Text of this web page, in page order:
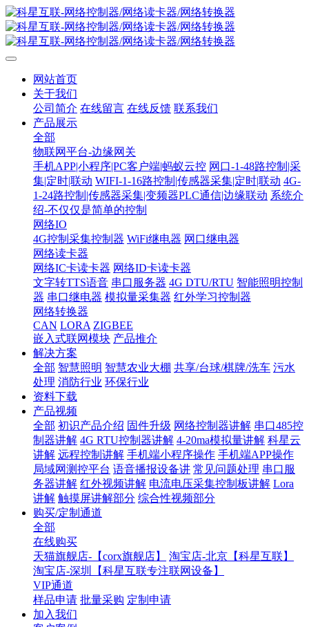
网站首页
关于我们
公司简介 在线留言 在线反馈 联系我们
产品展示
全部
物联网平台-边缘网关
手机APP|小程序|PC客户端|蚂蚁云控 网口-1-48路控制|采
集|定时|联动 WIFI-1-16路控制|传感器采集|定时|联动 4G-
1-24路控制|传感器采集|变频器PLC通信|边缘联动 系统介
绍-不仅仅是简单的控制
网络IO
4G控制采集控制器 WiFi继电器 网口继电器
网络读卡器
网络IC卡读卡器 网络ID卡读卡器
文字转TTS语音 串口服务器 4G DTU/RTU 智能照明控制
器 串口继电器 模拟量采集器 红外学习控制器
网络转换器
CAN LORA ZIGBEE
嵌入式联网模块 产品推介
解决方案
全部 智慧照明 智慧农业大棚 共享/台球/棋牌/洗车 污水
处理 消防行业 环保行业
资料下载
产品视频
全部 初识产品介绍 固件升级 网络控制器讲解 串口485控
制器讲解 4G RTU控制器讲解 4-20ma模拟量讲解 科星云
讲解 远程控制讲解 手机端小程序操作 手机端APP操作
局域网测控平台 语音播报设备讲 常见问题处理 串口服
务器讲解 红外视频讲解 电流电压采集控制板讲解 Lora
讲解 触摸屏讲解部分 综合性视频部分
购买/定制通道
全部
在线购买
天猫旗舰店-【corx旗舰店】
淘宝店-北京【科星互联】
淘宝店-深圳【科星互联专注联网设备】
VIP通道
样品申请 批量采购 定制申请
加入我们